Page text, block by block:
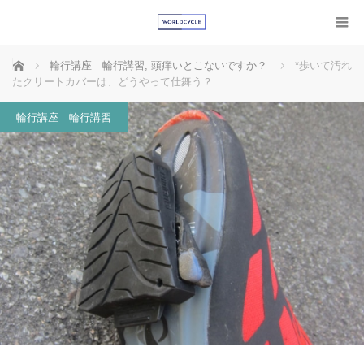
ホーム 輪行講座 輪行講習, 頭痒いとこないですか？
*歩いて汚れ
たクリートカバーは、どうやって仕舞う？
輪行講座 輪行講習